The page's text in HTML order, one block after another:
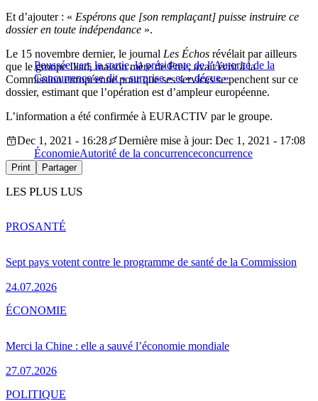
Et d’ajouter : « Espérons que [son remplaçant] puisse instruire ce
dossier en toute indépendance ».
Poussée vers la sortie, la présidente de l’Autorité de la
Concurrence se dit « surprise » et « déçue »
Le 15 novembre dernier, le journal Les Échos révélait par ailleurs
que le groupe Iliad, maison mère de Free, avait écrit à la
Commission européenne pour que ses services se penchent sur ce
dossier, estimant que l’opération est d’ampleur européenne.
L’information a été confirmée à EURACTIV par le groupe.
Dec 1, 2021 - 16:28
Dernière mise à jour: Dec 1, 2021 - 17:08
ÉconomieAutorité de la concurrenceconcurrence
Print Partager
LES PLUS LUS
Sept pays votent contre le programme de santé de la Commission
24.07.2026
PROSANTÉ
Merci la Chine : elle a sauvé l’économie mondiale
27.07.2026
ÉCONOMIE
POLITIQUE